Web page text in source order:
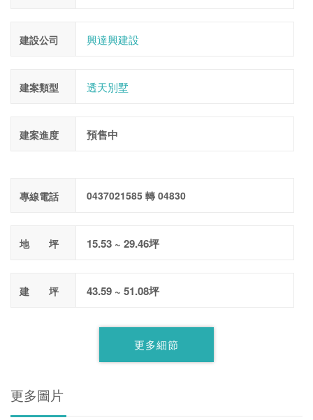
建設公司 興達興建設
建案類型 透天別墅
建案進度 預售中
專線電話 0437021585 轉 04830
地 坪 15.53 ~ 29.46坪
建 坪 43.59 ~ 51.08坪
更多細節
更多圖片